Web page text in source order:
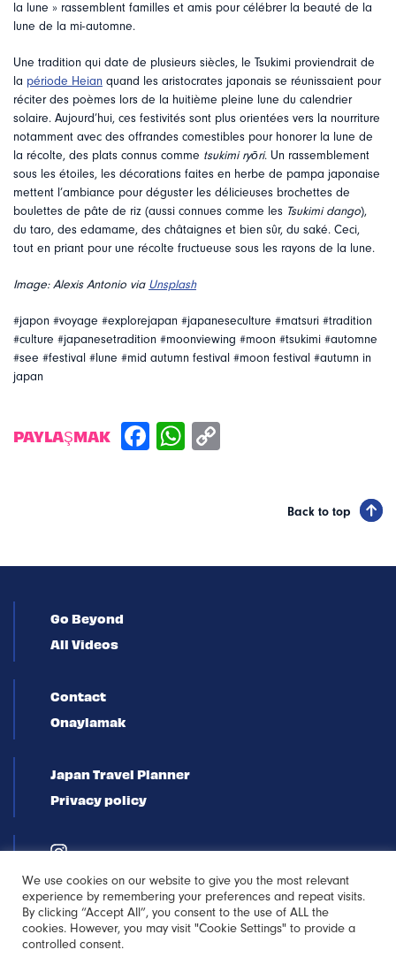
la lune » rassemblent familles et amis pour célébrer la beauté de la
lune de la mi-automne.
Une tradition qui date de plusieurs siècles, le Tsukimi proviendrait de
la période Heian quand les aristocrates japonais se réunissaient pour
réciter des poèmes lors de la huitième pleine lune du calendrier
solaire. Aujourd’hui, ces festivités sont plus orientées vers la nourriture
notamment avec des offrandes comestibles pour honorer la lune de
la récolte, des plats connus comme tsukimi ryōri. Un rassemblement
sous les étoiles, les décorations faites en herbe de pampa japonaise
mettent l’ambiance pour déguster les délicieuses brochettes de
boulettes de pâte de riz (aussi connues comme les Tsukimi dango),
du taro, des edamame, des châtaignes et bien sûr, du saké. Ceci,
tout en priant pour une récolte fructueuse sous les rayons de la lune.
Image: Alexis Antonio via Unsplash
#japon #voyage #explorejapan #japaneseculture #matsuri #tradition
#culture #japanesetradition #moonviewing #moon #tsukimi #automne
#see #festival #lune #mid autumn festival #moon festival #autumn in
japan
PAYLAŞMAK
Back to top
Go Beyond
All Videos
Contact
Onaylamak
Japan Travel Planner
Privacy policy
We use cookies on our website to give you the most relevant
experience by remembering your preferences and repeat visits.
By clicking “Accept All”, you consent to the use of ALL the
cookies. However, you may visit "Cookie Settings" to provide a
controlled consent.